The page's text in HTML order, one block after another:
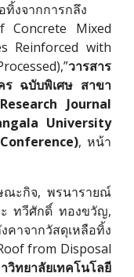
ทิ้งจากการกลึง
Concrete Mixed
Reinforced with
วารสาร
ร ฉบับพิเศษ สาขา
Journal
University
, หน้า
ะกิจ, พรนารายณ์
ะทวีศักดิ์ ทองขวัญ,
าจากวัสดุเหลือทิ้ง
from Disposal
วิทยาลัยเทคโนโลยี